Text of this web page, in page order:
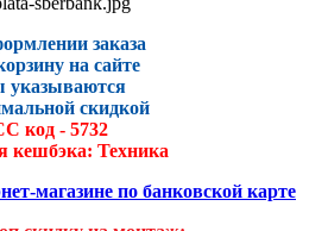
заказа
на сайте
указываются
ной скидкой
код - 5732
кешбэка: Техника